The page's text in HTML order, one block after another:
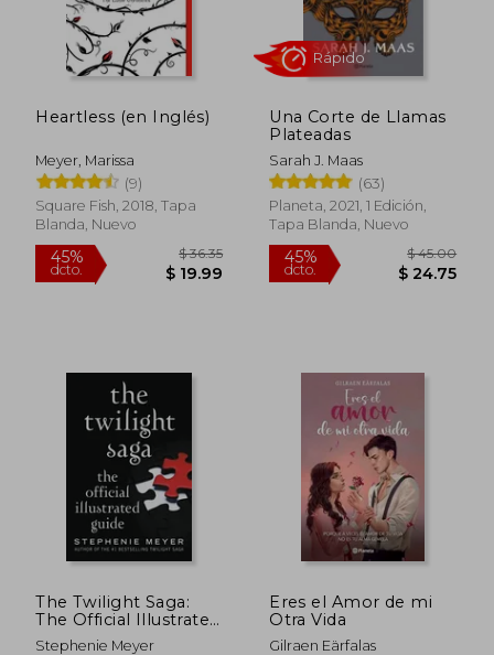
dcto. $ 95.83 dcto.
Heartless (en Inglés)
Meyer, Marissa
(9)
Square Fish, 2018, Tapa
Blanda, Nuevo
Una Corte de Llamas
Plateadas
Sarah J. Maas
(63)
Planeta, 2021, 1 Edición,
Tapa Blanda, Nuevo
The Twilight Saga:
The Official Illustrated
Guide (en Inglés)
Stephenie Meyer
Eres el Amor de mi
Otra Vida
Gilraen Eärfalas